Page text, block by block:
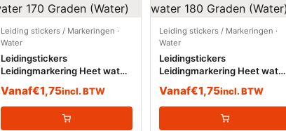
Leiding stickers / Markeringen ·
Water
Leidingstickers
Leidingmarkering Heet water
Vanaf€1,75incl. BTW
Leiding stickers / Markeringen ·
Water
Leidingstickers
Leidingmarkering Heet water
Vanaf€1,75incl. BTW